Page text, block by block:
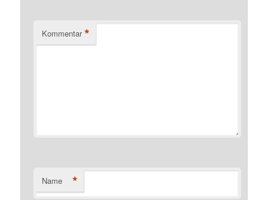
Kommentar *
Name *